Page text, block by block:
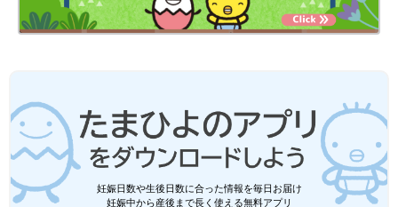
妊娠日数や生後日数に合った情報を毎日お届け
妊娠中から産後まで長く使える無料アプリ